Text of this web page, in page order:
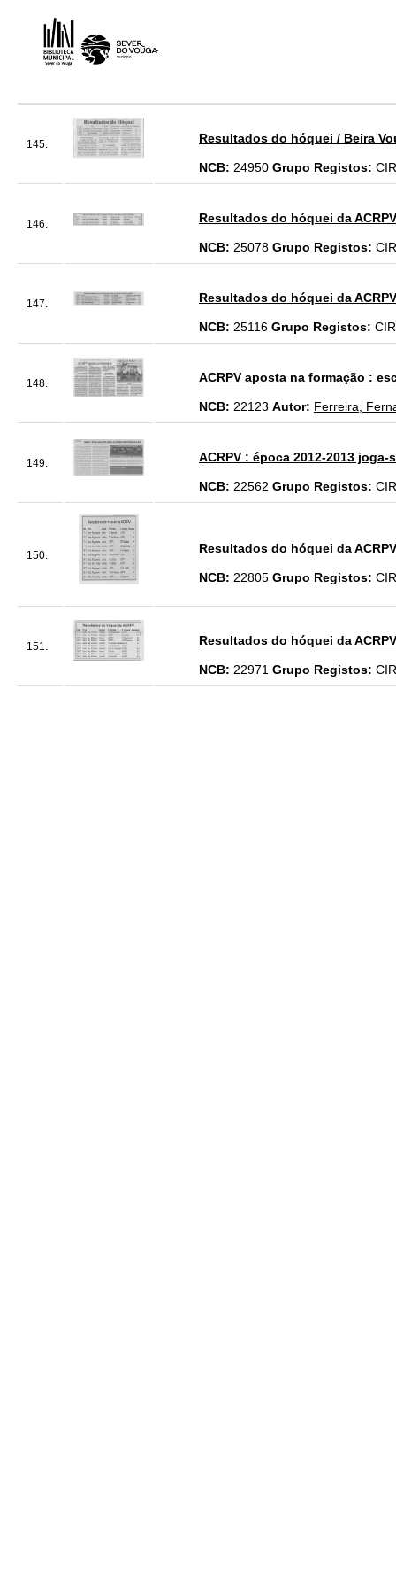
145. Resultados do hóquei / Beira
NCB: 24950 Grupo Registos:
146. Resultados do hóquei da
NCB: 25078 Grupo Registos:
147. Resultados do hóquei da
NCB: 25116 Grupo Registos:
148. ACRPV aposta na formação :
NCB: 22123 Autor: Ferreira,
149. ACRPV : época 2012-2013
NCB: 22562 Grupo Registos:
150.
Resultados do hóquei da
NCB: 22805 Grupo Registos:
151. Resultados do hóquei da
NCB: 22971 Grupo Registos: